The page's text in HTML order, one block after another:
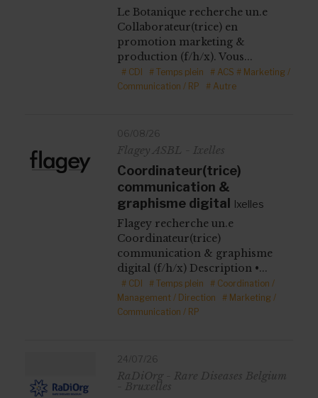
Le Botanique recherche un.e
Collaborateur(trice) en
promotion marketing &
production (f/h/x). Vous...
# CDI # Temps plein # ACS # Marketing /
Communication / RP
# Autre
06/08/26
Flagey ASBL - Ixelles
Coordinateur(trice)
communication &
graphisme digital Ixelles
Flagey recherche un.e
Coordinateur(trice)
communication & graphisme
digital (f/h/x) Description •...
# CDI # Temps plein
# Coordination /
Management / Direction
# Marketing /
Communication / RP
24/07/26
RaDiOrg - Rare Diseases Belgium
- Bruxelles